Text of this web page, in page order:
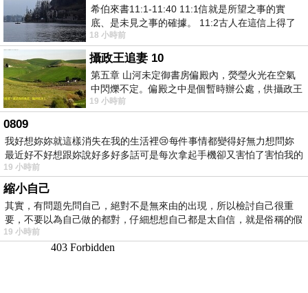
希伯來書11:1-11:40 11:1信就是所望之事的實
底、是未見之事的確據。 11:2古人在這信上得了
美好的證據。 11:3我們因着信、就知道
18 小時前
攝政王追妻 10
第五章 山河未定御書房偏殿內，熒瑩火光在空氣
中閃爍不定。偏殿之中是個暫時辦公處，供攝政王
於皇宮內廷裡處理公務已然很多年。房內
19 小時前
0809
我好想妳妳就這樣消失在我的生活裡😢每件事情都變得好無力想問妳
最近好不好想跟妳說好多好多話可是每次拿起手機卻又害怕了害怕我的
出現
19 小時前
縮小自己
其實，有問題先問自己，絕對不是無來由的出現，所以檢討自己很重
要，不要以為自己做的都對，仔細想想自己都是太自信，就是俗稱的假
19 小時前